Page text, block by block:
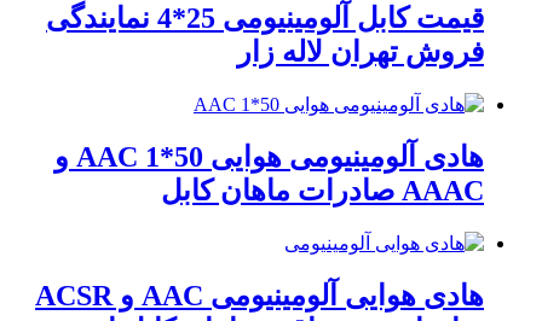
قیمت کابل آلومینیومی 25*4 نمایندگی
فروش تهران لاله زار
هادی آلومینیومی هوایی 50*1 AAC و
AAAC صادرات ماهان کابل
هادی هوایی آلومینیومی AAC و ACSR